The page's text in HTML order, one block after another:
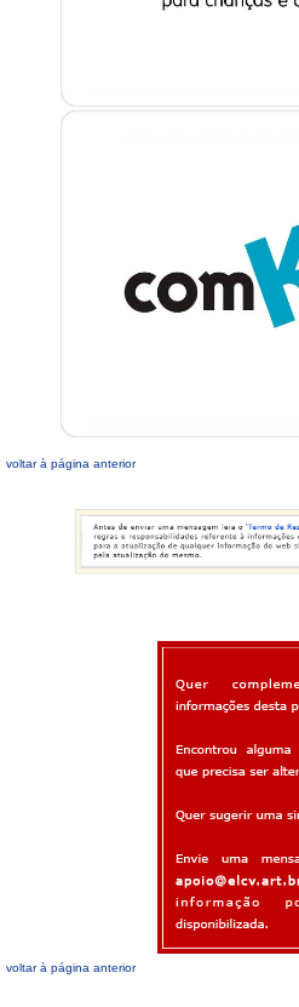
voltar à página anterior
voltar à página anterior